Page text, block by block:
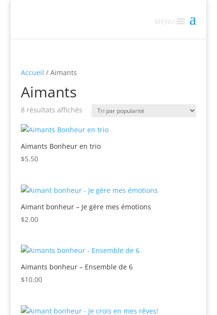
MENU
Accueil / Aimants
Aimants
8 résultats affichésTrié
popularité
Aimants Bonheur en trio
$5.50
Aimant bonheur – Je gère mes émotions
$2.00
Aimants bonheur – Ensemble de 6
$10.00